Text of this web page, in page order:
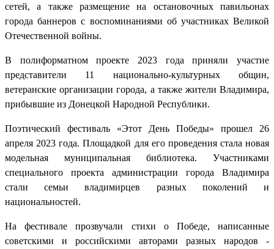
сетей, а также размещение на остановочных павильонах
города баннеров с воспоминаниями об участниках Великой
Отечественной войны.
В полиформатном проекте 2023 года приняли участие
представители 11 национально-культурных общин,
ветеранские организации города, а также жители Владимира,
прибывшие из Донецкой Народной Республики.
Поэтический фестиваль «Этот День Победы» прошел 26
апреля 2023 года. Площадкой для его проведения стала новая
модельная муниципальная библиотека. Участниками
специального проекта администрации города Владимира
стали семьи владимирцев разных поколений и
национальностей.
На фестивале прозвучали стихи о Победе, написанные
советскими и российскими авторами разных народов -